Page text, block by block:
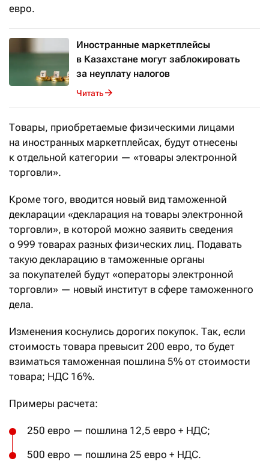
евро.
Иностранные маркетплейсы
в Казахстане могут заблокировать
за неуплату налогов
Читать
Товары, приобретаемые физическими лицами
на иностранных маркетплейсах, будут отнесены
к отдельной категории — «товары электронной
торговли».
Кроме того, вводится новый вид таможенной
декларации «декларация на товары электронной
торговли», в которой можно заявить сведения
о 999 товарах разных физических лиц. Подавать
такую декларацию в таможенные органы
за покупателей будут «операторы электронной
торговли» — новый институт в сфере таможенного
дела.
Изменения коснулись дорогих покупок. Так, если
стоимость товара превысит 200 евро, то будет
взиматься таможенная пошлина 5% от стоимости
товара; НДС 16%.
Примеры расчета:
250 евро — пошлина 12,5 евро + НДС;
500 евро — пошлина 25 евро + НДС.